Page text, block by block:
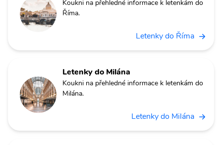
Koukni na přehledné informace k letenkám do
Říma.
Letenky do Říma
Letenky do Milána
Koukni na přehledné informace k letenkám do
Milána.
Letenky do Milána